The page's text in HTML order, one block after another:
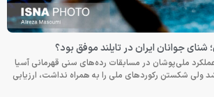
شنای جوانان ایران در تایلند موفق بود؟
ملی‌پوشان در مسابقات رده‌های سنی قهرمانی آسیا
شد ولی شکستن رکوردهای ملی را به همراه نداشت، ارزیابی